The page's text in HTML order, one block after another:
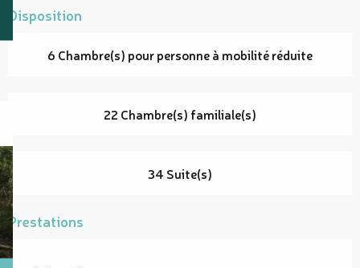
Disposition
6 Chambre(s) pour personne à mobilité réduite
22 Chambre(s) familiale(s)
34 Suite(s)
Prestations